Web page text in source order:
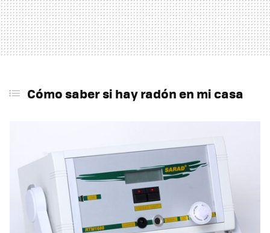
Cómo saber si hay radón en mi casa